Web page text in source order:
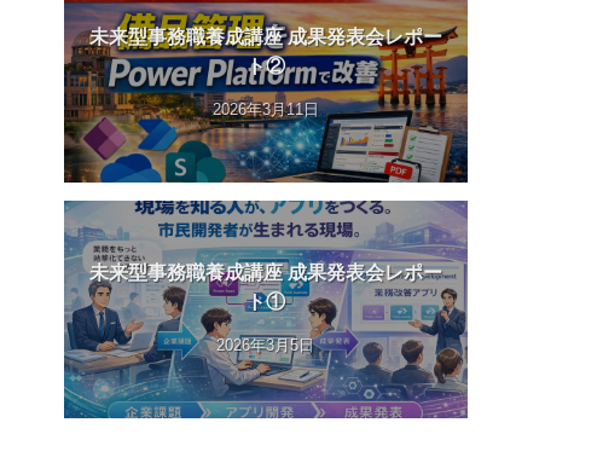
未来型事務職養成講座 成果発表会レポー
ト②
2026年3月11日
未来型事務職養成講座 成果発表会レポー
ト①
2026年3月5日